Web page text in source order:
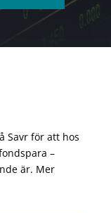
Savr för att hos
–
är. Mer